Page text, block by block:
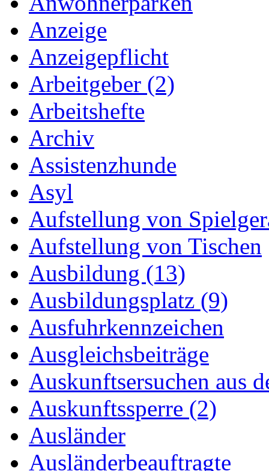
Anzeige
Anzeigepflicht
Arbeitgeber (2)
Arbeitshefte
Archiv
Assistenzhunde
Asyl
Aufstellung von
Aufstellung von Tischen
Ausbildung (13)
Ausbildungsplatz (9)
Ausfuhrkennzeichen
Ausgleichsbeiträge
Auskunftsersuchen aus
Auskunftssperre (2)
Ausländer
Ausländerbeauftragte